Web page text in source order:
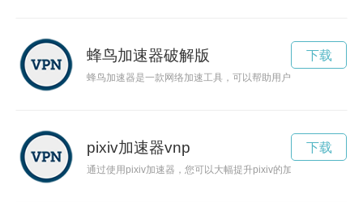
蜂鸟加速器破解版
蜂鸟加速器是一款网络加速工具，可以帮助用户极大地提升网
下载
pixiv加速器vnp
通过使用pixiv加速器，您可以大幅提升pixiv的加载速度，让您
下载